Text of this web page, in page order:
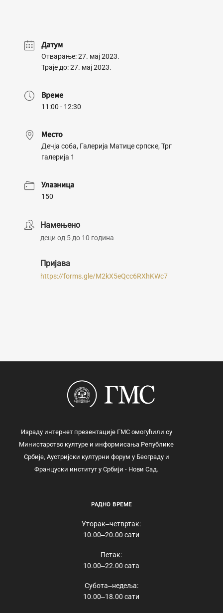
Датум
Отварање: 27. мај 2023.
Траје до: 27. мај 2023.
Време
11:00 - 12:30
Место
Дечја соба, Галерија Матице српске, Трг
галерија 1
Улазница
150
Намењено
деци од 5 до 10 година
Пријава
https://forms.gle/M2kX5eQcc6RXhKWc7
Израду интернет презентације ГМС омогућили су
Министарство културе и информисања Републике
Србије, Аустријски културни форум у Београду и
Француски институт у Србији - Нови Сад.
РАДНО ВРЕМЕ
Уторак‒четвртак:
10.00‒20.00 сати
Петак:
10.00‒22.00 сата
Субота‒недеља:
10.00‒18.00 сати